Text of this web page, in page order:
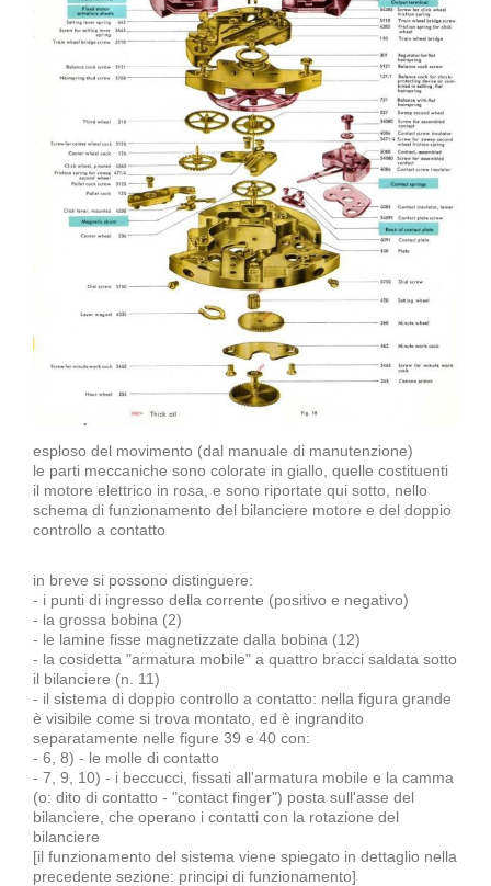
esploso del movimento (dal manuale di manutenzione)
le parti meccaniche sono colorate in giallo, quelle costituenti
il motore elettrico in rosa, e sono riportate qui sotto, nello
schema di funzionamento del bilanciere motore e del doppio
controllo a contatto
in breve si possono distinguere:
- i punti di ingresso della corrente (positivo e negativo)
- la grossa bobina (2)
- le lamine fisse magnetizzate dalla bobina (12)
- la cosidetta "armatura mobile" a quattro bracci saldata sotto
il bilanciere (n. 11)
- il sistema di doppio controllo a contatto: nella figura grande
è visibile come si trova montato, ed è ingrandito
separatamente nelle figure 39 e 40 con:
- 6, 8) - le molle di contatto
- 7, 9, 10) - i beccucci, fissati all'armatura mobile e la camma
(o: dito di contatto - "contact finger") posta sull'asse del
bilanciere, che operano i contatti con la rotazione del
bilanciere
[il funzionamento del sistema viene spiegato in dettaglio nella
precedente sezione: principi di funzionamento]